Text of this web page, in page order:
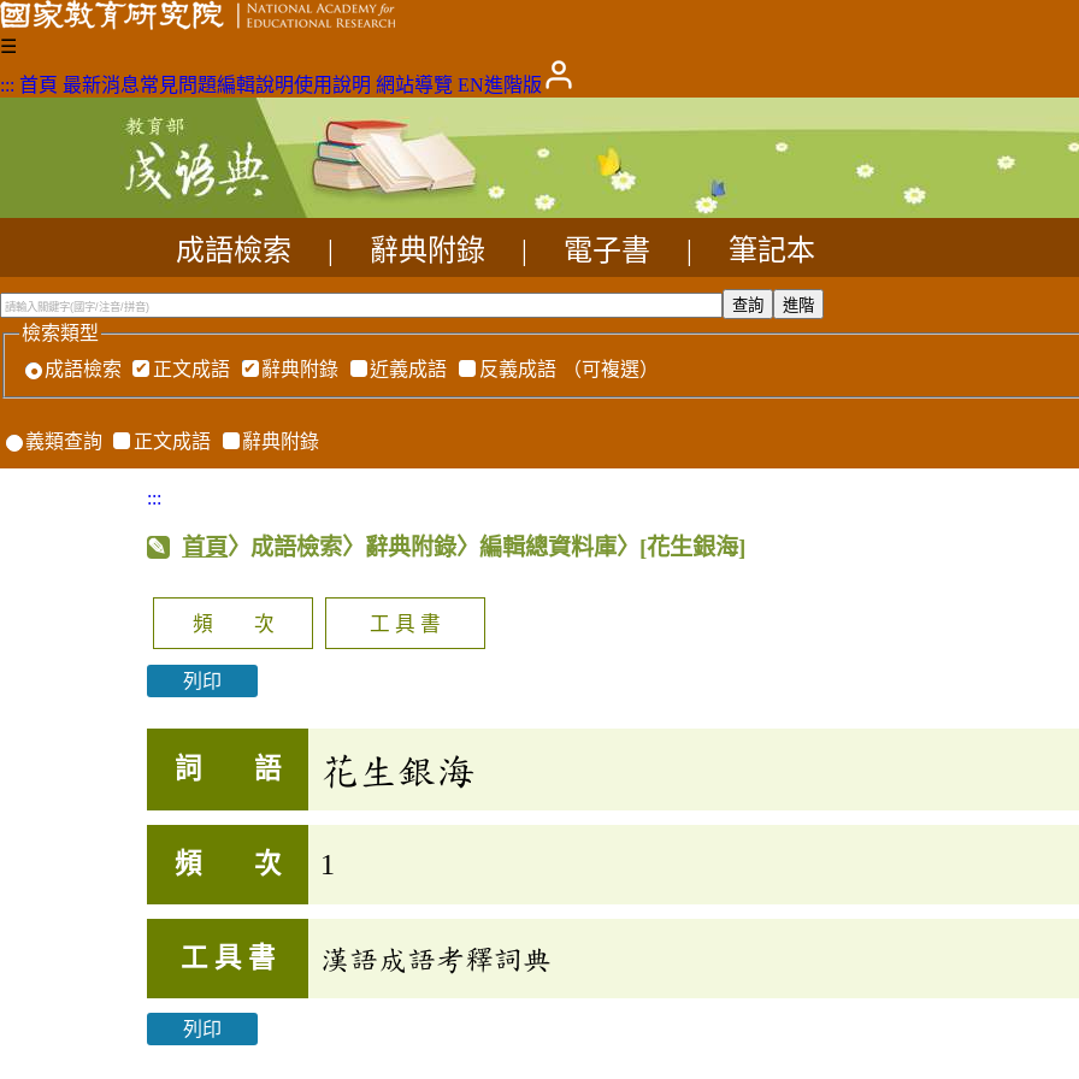
☰
::: 首頁 最新消息常見問題編輯說明使用說明 網站導覽 EN進階版
成語檢索 辭典附錄 電子書 筆記本
檢索類型
成語檢索
正文成語 辭典附錄 近義成語 反義成語 （可複選）
義類查詢 正文成語 辭典附錄
:::
首頁〉成語檢索〉辭典附錄〉編輯總資料庫〉 [花生銀海]
頻 次 工 具 書
列印
詞 語 花生銀海
頻 次 1
工 具 書 漢語成語考釋詞典
列印